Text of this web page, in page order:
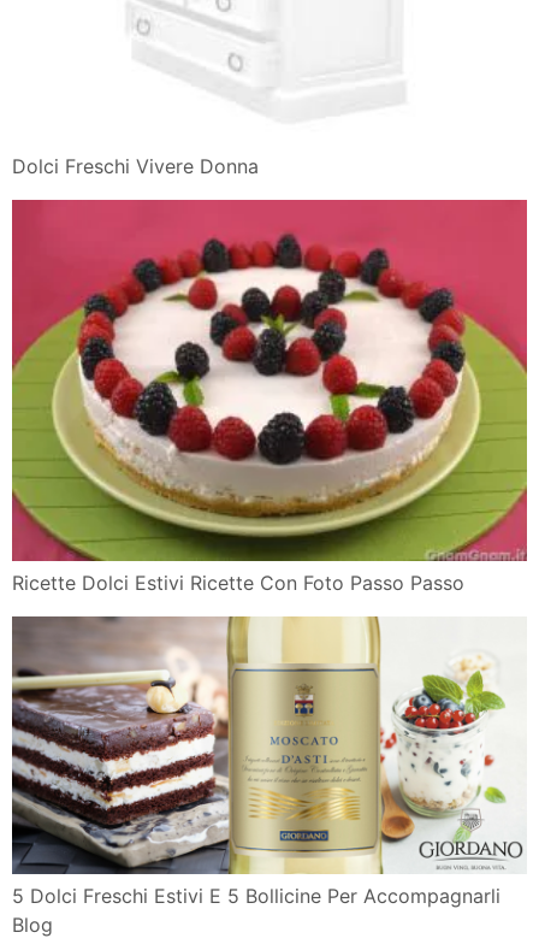
Dolci Freschi Vivere Donna
Ricette Dolci Estivi Ricette Con Foto Passo Passo
5 Dolci Freschi Estivi E 5 Bollicine Per Accompagnarli
Blog